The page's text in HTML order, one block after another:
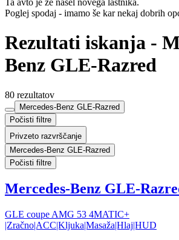
Poglej spodaj - imamo še kar nekaj dobrih
Rezultati iskanja -
Benz GLE-Razred
80 rezultatov
Mercedes-Benz GLE-Razred
Počisti filtre
Privzeto razvrščanje
Mercedes-Benz GLE-Razred
Počisti filtre
Mercedes-Benz GLE-
GLE coupe AMG 53 4MATIC+
|Zračno|ACC|Kljuka|Masaža|Hlaj|HUD